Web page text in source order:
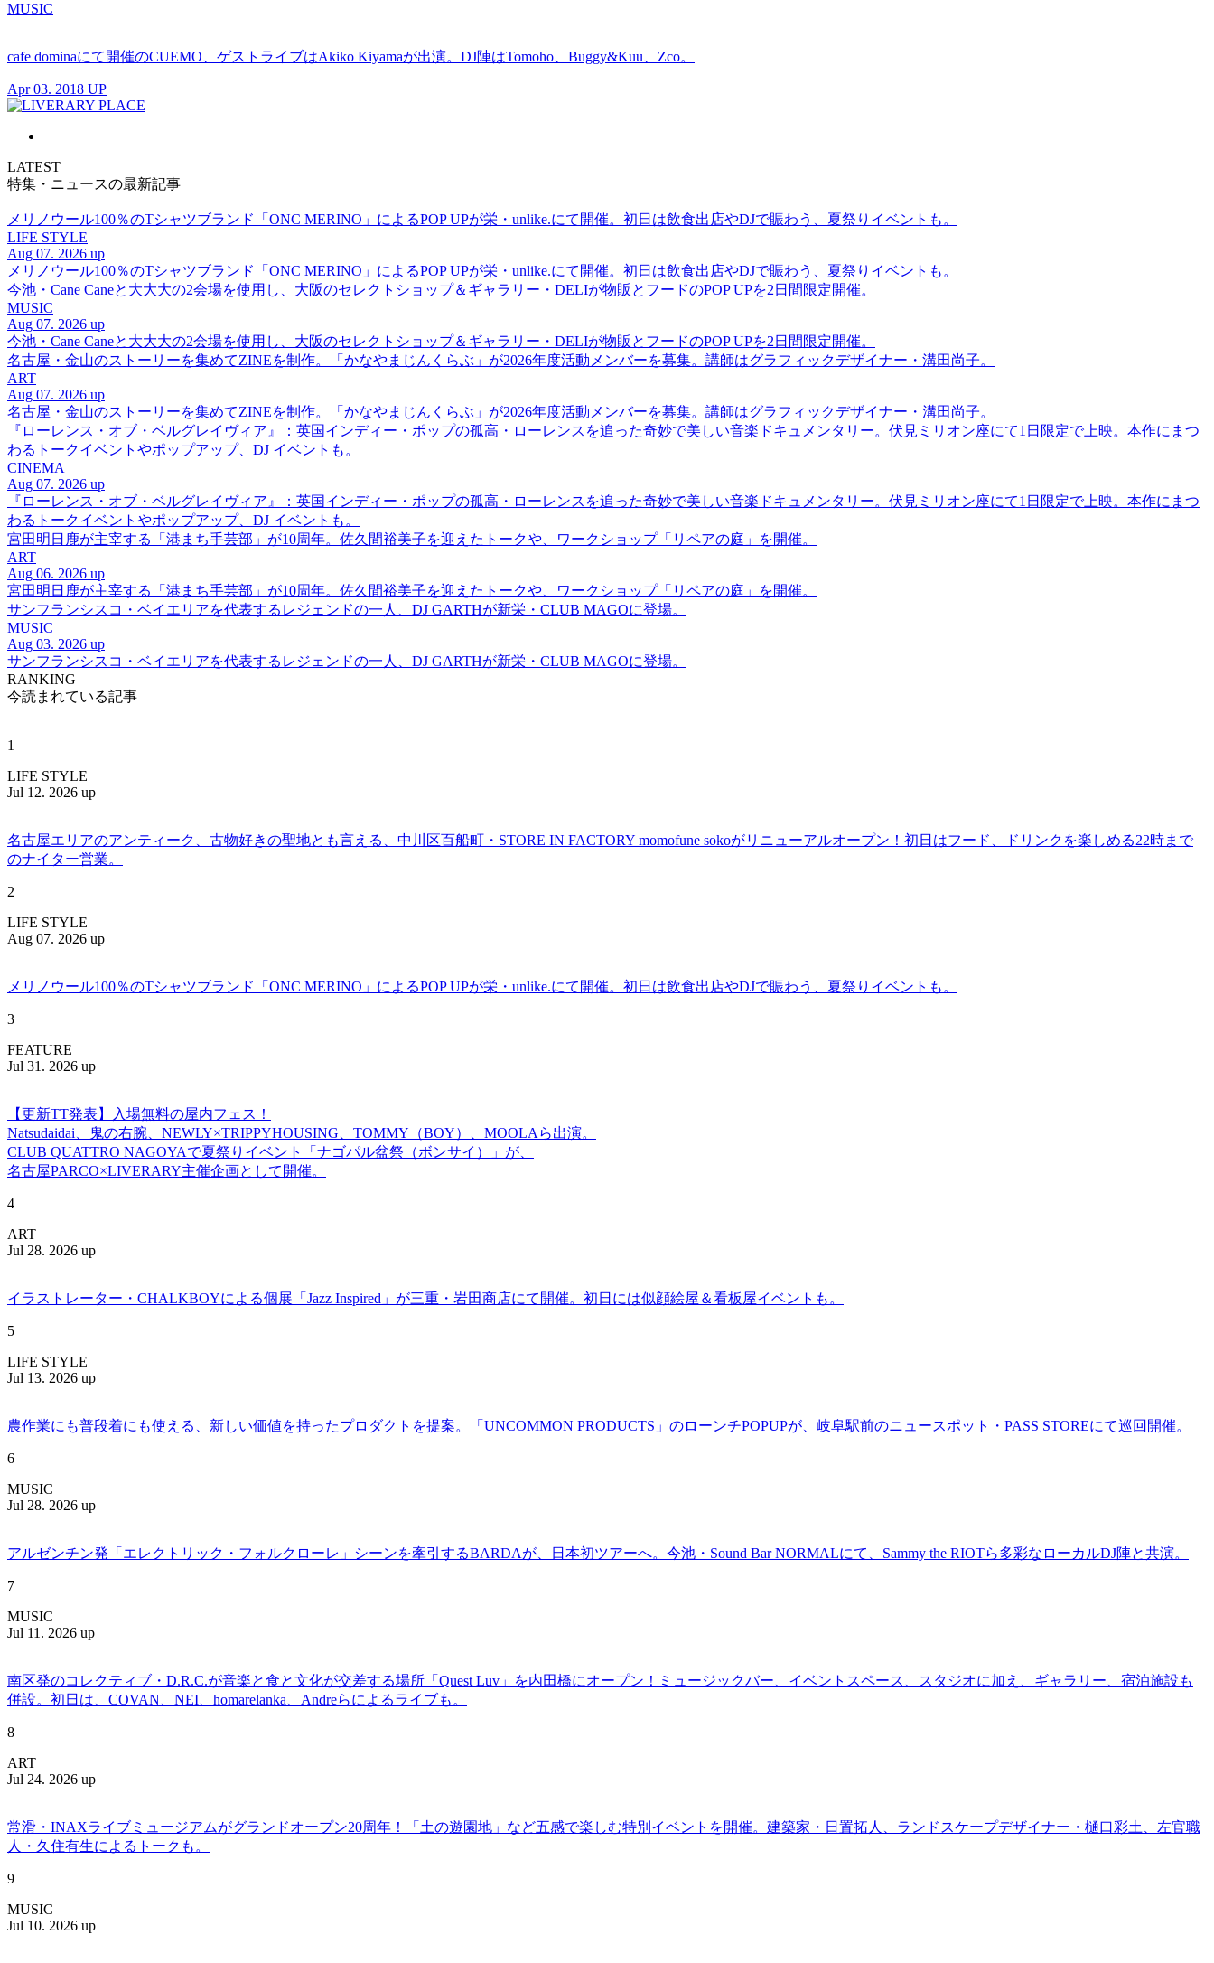
MUSIC
cafe dominaにて開催のCUEMO、ゲストライブはAkiko Kiyamaが出演。DJ陣はTomoho、Buggy&Kuu、Zco。
Apr 03. 2018 UP
LATEST
特集・ニュースの最新記事
メリノウール100％のTシャツブランド「ONC MERINO」によるPOP UPが栄・unlike.にて開催。初日は飲食出店やDJで賑わう、夏祭りイベントも。
LIFE STYLE
Aug 07. 2026 up
メリノウール100％のTシャツブランド「ONC MERINO」によるPOP UPが栄・unlike.にて開催。初日は飲食出店やDJで賑わう、夏祭りイベントも。
今池・Cane Caneと大大大の2会場を使用し、大阪のセレクトショップ＆ギャラリー・DELIが物販とフードのPOP UPを2日間限定開催。
MUSIC
Aug 07. 2026 up
今池・Cane Caneと大大大の2会場を使用し、大阪のセレクトショップ＆ギャラリー・DELIが物販とフードのPOP UPを2日間限定開催。
名古屋・金山のストーリーを集めてZINEを制作。「かなやまじんくらぶ」が2026年度活動メンバーを募集。講師はグラフィックデザイナー・溝田尚子。
ART
Aug 07. 2026 up
名古屋・金山のストーリーを集めてZINEを制作。「かなやまじんくらぶ」が2026年度活動メンバーを募集。講師はグラフィックデザイナー・溝田尚子。
『ローレンス・オブ・ベルグレイヴィア』：英国インディー・ポップの孤高・ローレンスを追った奇妙で美しい音楽ドキュメンタリー。伏見ミリオン座にて1日限定で上映。本作にまつ
わるトークイベントやポップアップ、DJ イベントも。
CINEMA
Aug 07. 2026 up
『ローレンス・オブ・ベルグレイヴィア』：英国インディー・ポップの孤高・ローレンスを追った奇妙で美しい音楽ドキュメンタリー。伏見ミリオン座にて1日限定で上映。本作にまつ
わるトークイベントやポップアップ、DJ イベントも。
宮田明日鹿が主宰する「港まち手芸部」が10周年。佐久間裕美子を迎えたトークや、ワークショップ「リペアの庭」を開催。
ART
Aug 06. 2026 up
宮田明日鹿が主宰する「港まち手芸部」が10周年。佐久間裕美子を迎えたトークや、ワークショップ「リペアの庭」を開催。
サンフランシスコ・ベイエリアを代表するレジェンドの一人、DJ GARTHが新栄・CLUB MAGOに登場。
MUSIC
Aug 03. 2026 up
サンフランシスコ・ベイエリアを代表するレジェンドの一人、DJ GARTHが新栄・CLUB MAGOに登場。
RANKING
今読まれている記事
1
LIFE STYLE
Jul 12. 2026 up
名古屋エリアのアンティーク、古物好きの聖地とも言える、中川区百船町・STORE IN FACTORY momofune sokoがリニューアルオープン！初日はフード、ドリンクを楽しめる22時まで
のナイター営業。
2
LIFE STYLE
Aug 07. 2026 up
メリノウール100％のTシャツブランド「ONC MERINO」によるPOP UPが栄・unlike.にて開催。初日は飲食出店やDJで賑わう、夏祭りイベントも。
3
FEATURE
Jul 31. 2026 up
【更新TT発表】入場無料の屋内フェス！
Natsudaidai、鬼の右腕、NEWLY×TRIPPYHOUSING、TOMMY（BOY）、MOOLAら出演。
CLUB QUATTRO NAGOYAで夏祭りイベント「ナゴパル盆祭（ボンサイ）」が、
名古屋PARCO×LIVERARY主催企画として開催。
4
ART
Jul 28. 2026 up
イラストレーター・CHALKBOYによる個展「Jazz Inspired」が三重・岩田商店にて開催。初日には似顔絵屋＆看板屋イベントも。
5
LIFE STYLE
Jul 13. 2026 up
農作業にも普段着にも使える、新しい価値を持ったプロダクトを提案。「UNCOMMON PRODUCTS」のローンチPOPUPが、岐阜駅前のニュースポット・PASS STOREにて巡回開催。
6
MUSIC
Jul 28. 2026 up
アルゼンチン発「エレクトリック・フォルクローレ」シーンを牽引するBARDAが、日本初ツアーへ。今池・Sound Bar NORMALにて、Sammy the RIOTら多彩なローカルDJ陣と共演。
7
MUSIC
Jul 11. 2026 up
南区発のコレクティブ・D.R.C.が⾳楽と⾷と⽂化が交差する場所「Quest Luv」を内田橋にオープン！ミュージックバー、イベントスペース、スタジオに加え、ギャラリー、宿泊施設も
併設。初日は、COVAN、NEI、homarelanka、Andreらによるライブも。
8
ART
Jul 24. 2026 up
常滑・INAXライブミュージアムがグランドオープン20周年！「土の遊園地」など五感で楽しむ特別イベントを開催。建築家・日置拓人、ランドスケープデザイナー・樋口彩土、左官職
人・久住有生によるトークも。
9
MUSIC
Jul 10. 2026 up